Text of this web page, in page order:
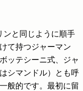
ンと同じように順手
て持つジャーマン
ッテシーニ式、ジャ
シマンドル）とも呼
般的です。最初に留